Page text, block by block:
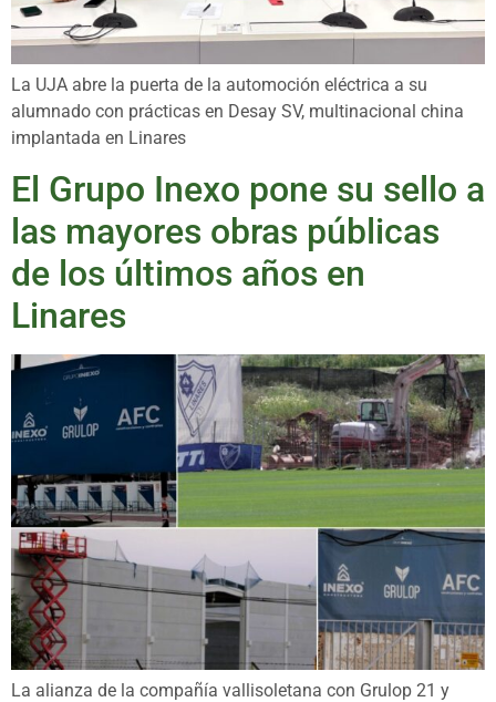
La UJA abre la puerta de la automoción eléctrica a su
alumnado con prácticas en Desay SV, multinacional china
implantada en Linares
El Grupo Inexo pone su sello a
las mayores obras públicas
de los últimos años en
Linares
La alianza de la compañía vallisoletana con Grulop 21 y